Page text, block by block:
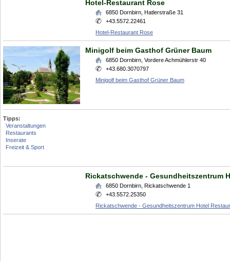
Hotel-Restaurant Rose
6850 Dornbirn Hatlerstraße 31
+43.5572.22461
Hotel-Restaurant Rose
Minigolf beim Gasthof Grüner Baum
6850 Dornbirn Vordere Achmühlerstr 40
+43.680.3070797
Minigolf beim Gasthof Grüner Baum
Tipps:
Veranstaltungen
Restaurants
Inserate
Freizeit & Sport
Rickatschwende - Gesundheitszentrum
6850 Dornbirn Rickatschwende 1
+43.5572.25350
Rickatschwende - Gesundheitszentrum Hotel